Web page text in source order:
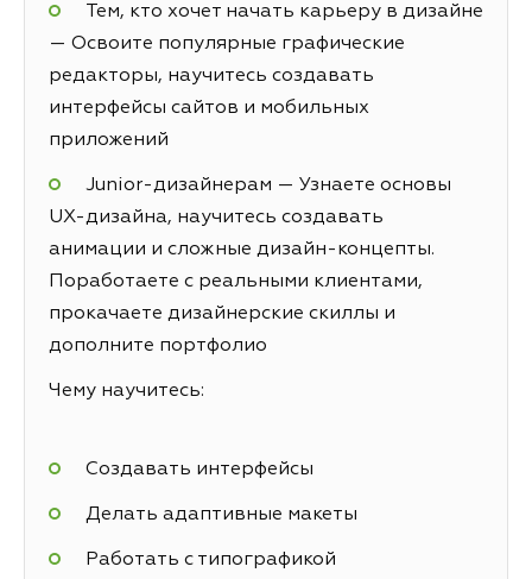
Тем, кто хочет начать карьеру в дизайне
— Освоите популярные графические
редакторы, научитесь создавать
интерфейсы сайтов и мобильных
приложений
Junior-дизайнерам — Узнаете основы
UX-дизайна, научитесь создавать
анимации и сложные дизайн-концепты.
Поработаете с реальными клиентами,
прокачаете дизайнерские скиллы и
дополните портфолио
Чему научитесь:
Создавать интерфейсы
Делать адаптивные макеты
Работать с типографикой